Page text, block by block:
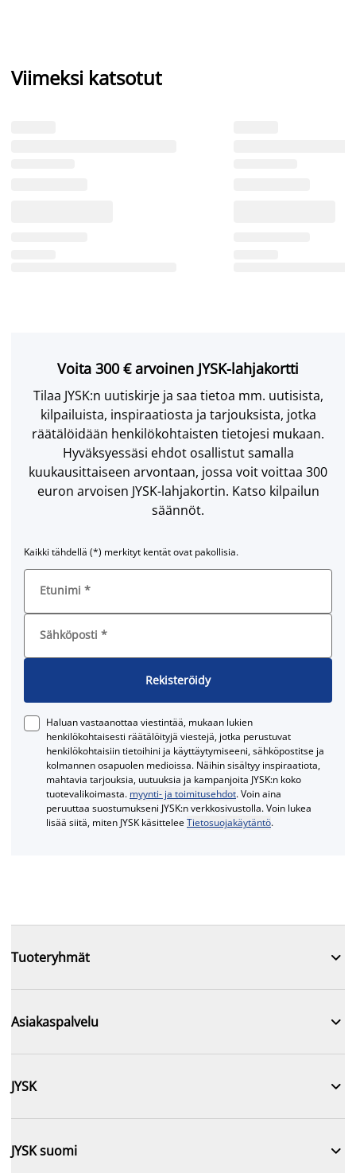
Viimeksi katsotut
Voita 300 € arvoinen JYSK-lahjakortti
Tilaa JYSK:n uutiskirje ja saa tietoa mm. uutisista,
kilpailuista, inspiraatiosta ja tarjouksista, jotka
räätälöidään henkilökohtaisten tietojesi mukaan.
Hyväksyessäsi ehdot osallistut samalla
kuukausittaiseen arvontaan, jossa voit voittaa 300
euron arvoisen JYSK-lahjakortin. Katso kilpailun
säännöt.
Kaikki tähdellä (*) merkityt kentät ovat pakollisia.
Etunimi *
Sähköposti *
Rekisteröidy
Haluan vastaanottaa viestintää, mukaan lukien
henkilökohtaisesti räätälöityjä viestejä, jotka perustuvat
henkilökohtaisiin tietoihini ja käyttäytymiseeni, sähköpostitse ja
kolmannen osapuolen medioissa. Näihin sisältyy inspiraatiota,
mahtavia tarjouksia, uutuuksia ja kampanjoita JYSK:n koko
tuotevalikoimasta. myynti- ja toimitusehdot. Voin aina
peruuttaa suostumukseni JYSK:n verkkosivustolla. Voin lukea
lisää siitä, miten JYSK käsitteleeTietosuojakäytäntö.
Tuoteryhmät 
Asiakaspalvelu 
JYSK 
JYSK suomi 